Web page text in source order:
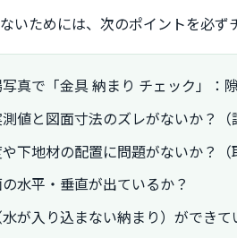
いためには、次のポイントを必ず
真で「金具 納まり チェック」：
値と図面寸法のズレがないか？（
下地材の配置に問題がないか？（
水平・垂直が出ているか？
が入り込まない納まり）ができて